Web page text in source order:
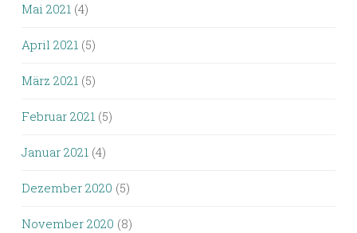
Mai 2021 (4)
April 2021 (5)
März 2021 (5)
Februar 2021 (5)
Januar 2021 (4)
Dezember 2020 (5)
November 2020 (8)